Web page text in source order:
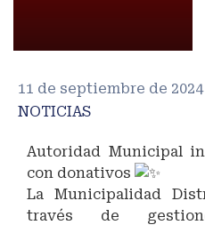
11 de septiembre de 2024
NOTICIAS
Autoridad Municipal
con donativos
La Municipalidad
través de